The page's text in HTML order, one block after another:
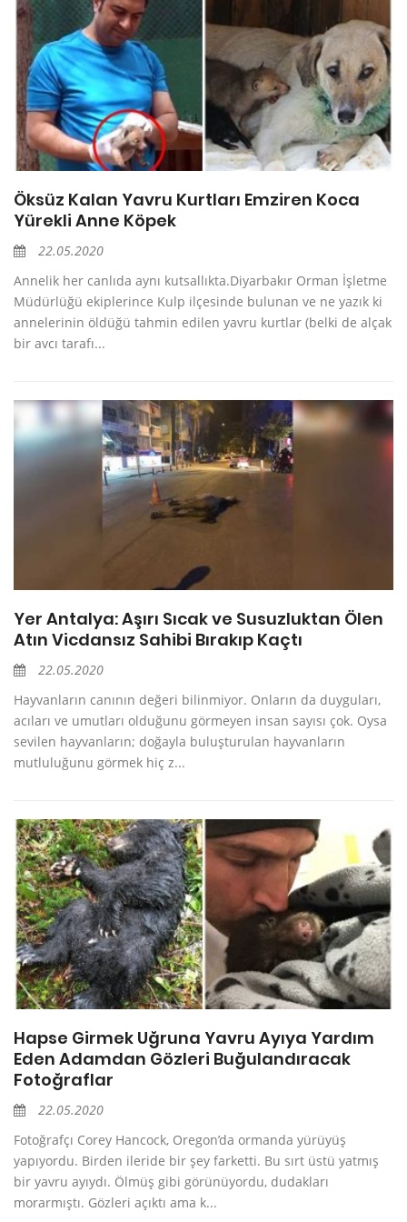
Öksüz Kalan Yavru Kurtları Emziren Koca
Yürekli Anne Köpek
22.05.2020
Annelik her canlıda aynı kutsallıkta.Diyarbakır Orman İşletme
Müdürlüğü ekiplerince Kulp ilçesinde bulunan ve ne yazık ki
annelerinin öldüğü tahmin edilen yavru kurtlar (belki de alçak
bir avcı tarafı...
Yer Antalya: Aşırı Sıcak ve Susuzluktan Ölen
Atın Vicdansız Sahibi Bırakıp Kaçtı
22.05.2020
Hayvanların canının değeri bilinmiyor. Onların da duyguları,
acıları ve umutları olduğunu görmeyen insan sayısı çok. Oysa
sevilen hayvanların; doğayla buluşturulan hayvanların
mutluluğunu görmek hiç z...
Hapse Girmek Uğruna Yavru Ayıya Yardım
Eden Adamdan Gözleri Buğulandıracak
Fotoğraflar
22.05.2020
Fotoğrafçı Corey Hancock, Oregon’da ormanda yürüyüş
yapıyordu. Birden ileride bir şey farketti. Bu sırt üstü yatmış
bir yavru ayıydı. Ölmüş gibi görünüyordu, dudakları
morarmıştı. Gözleri açıktı ama k...